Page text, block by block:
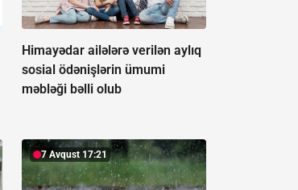
Himayədar ailələrə verilən aylıq
sosial ödənişlərin ümumi
məbləği bəlli olub
7 Avqust 17:21